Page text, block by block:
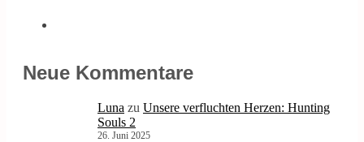
Neue Kommentare
Luna zu Unsere verfluchten Herzen: Hunting
Souls 2
26. Juni 2025